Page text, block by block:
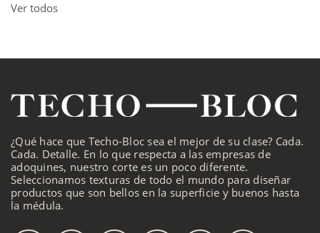
Ver todos
¿Qué hace que Techo-Bloc sea el mejor de su clase? Cada.
Cada. Detalle. En lo que respecta a las empresas de
adoquines, nuestro corte es un poco diferente.
Seleccionamos texturas de todo el mundo para diseñar
productos que son bellos en la superficie y buenos hasta
la médula.